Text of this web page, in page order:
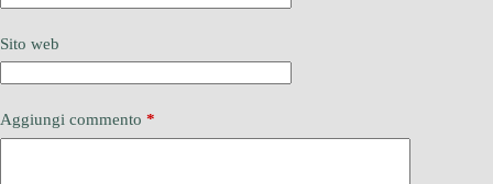
Sito web
Aggiungi commento *